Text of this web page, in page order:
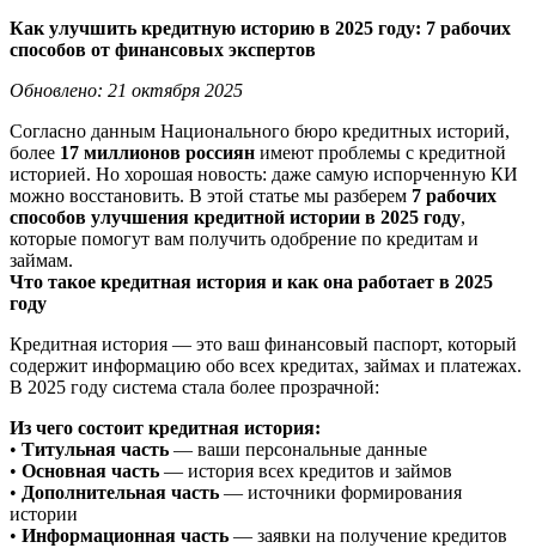
Как улучшить кредитную историю в 2025 году: 7 рабочих
способов от финансовых экспертов
Обновлено: 21 октября 2025
Согласно данным Национального бюро кредитных историй,
более 17 миллионов россиян имеют проблемы с кредитной
историей. Но хорошая новость: даже самую испорченную КИ
можно восстановить. В этой статье мы разберем 7 рабочих
способов улучшения кредитной истории в 2025 году,
которые помогут вам получить одобрение по кредитам и
займам.
Что такое кредитная история и как она работает в 2025
году
Кредитная история — это ваш финансовый паспорт, который
содержит информацию обо всех кредитах, займах и платежах.
В 2025 году система стала более прозрачной:
Из чего состоит кредитная история:
• Титульная часть — ваши персональные данные
• Основная часть — история всех кредитов и займов
• Дополнительная часть — источники формирования
истории
• Информационная часть — заявки на получение кредитов